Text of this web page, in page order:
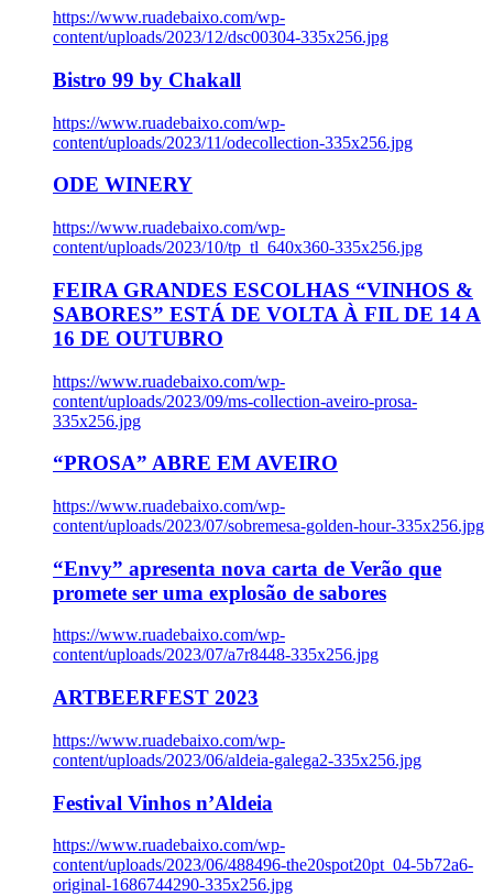
https://www.ruadebaixo.com/wp-
content/uploads/2023/12/dsc00304-335x256.jpg
Bistro 99 by Chakall
https://www.ruadebaixo.com/wp-
content/uploads/2023/11/odecollection-335x256.jpg
ODE WINERY
https://www.ruadebaixo.com/wp-
content/uploads/2023/10/tp_tl_640x360-335x256.jpg
FEIRA GRANDES ESCOLHAS “VINHOS &
SABORES” ESTÁ DE VOLTA À FIL DE 14 A
16 DE OUTUBRO
https://www.ruadebaixo.com/wp-
content/uploads/2023/09/ms-collection-aveiro-prosa-
335x256.jpg
“PROSA” ABRE EM AVEIRO
https://www.ruadebaixo.com/wp-
content/uploads/2023/07/sobremesa-golden-hour-335x256.jpg
“Envy” apresenta nova carta de Verão que
promete ser uma explosão de sabores
https://www.ruadebaixo.com/wp-
content/uploads/2023/07/a7r8448-335x256.jpg
ARTBEERFEST 2023
https://www.ruadebaixo.com/wp-
content/uploads/2023/06/aldeia-galega2-335x256.jpg
Festival Vinhos n’Aldeia
https://www.ruadebaixo.com/wp-
content/uploads/2023/06/488496-the20spot20pt_04-5b72a6-
original-1686744290-335x256.jpg